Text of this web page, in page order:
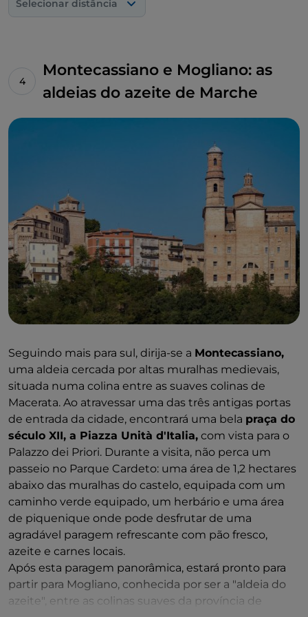
Selecionar distância
Montecassiano e Mogliano: as
aldeias do azeite de Marche
Seguindo mais para sul, dirija-se a Montecassiano,
uma aldeia cercada por altas muralhas medievais,
situada numa colina entre as suaves colinas de
Macerata. Ao atravessar uma das três antigas portas
de entrada da cidade, encontrará uma bela praça do
século XII, a Piazza Unità d'Italia, com vista para o
Palazzo dei Priori. Durante a visita, não perca um
passeio no Parque Cardeto: uma área de 1,2 hectares
abaixo das muralhas do castelo, equipada com um
caminho verde equipado, um herbário e uma área
de piquenique onde pode desfrutar de uma
agradável paragem refrescante com pão fresco,
azeite e carnes locais.
Após esta paragem panorâmica, estará pronto para
partir para Mogliano, conhecida por ser a "aldeia do
azeite", entre as colinas suaves da província de